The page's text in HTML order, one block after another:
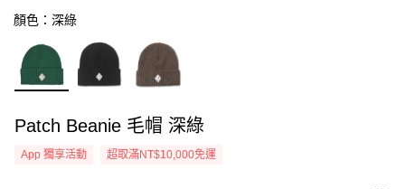
顏色：深綠
Patch Beanie 毛帽 深綠
App 獨享活動 超取滿NT$10,000免運